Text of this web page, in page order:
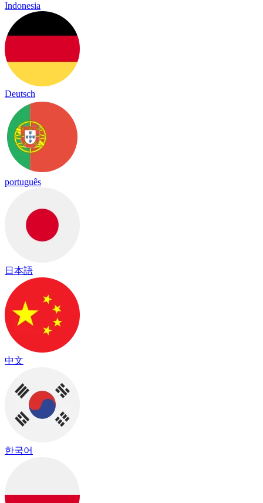
Indonesia
Deutsch
português
日本語
中文
한국어